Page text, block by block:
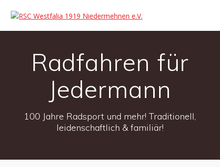
Radfahren für
Jedermann
100 Jahre Radsport und mehr! Traditionell,
leidenschaftlich & familiär!